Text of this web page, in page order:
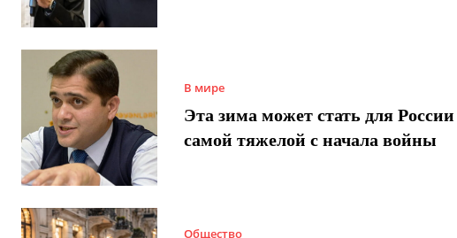
В мире
Эта зима может стать для России
самой тяжелой с начала войны
Общество